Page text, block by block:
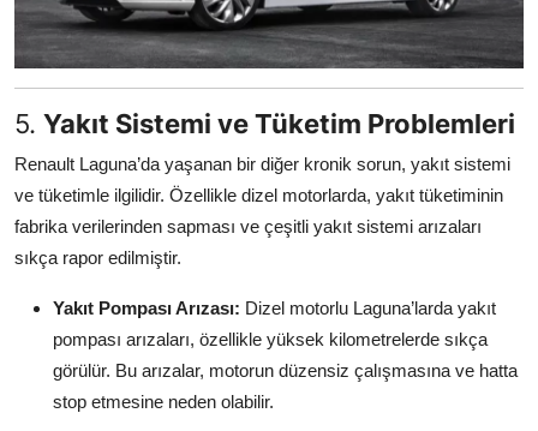
5. Yakıt Sistemi ve Tüketim Problemleri
Renault Laguna’da yaşanan bir diğer kronik sorun, yakıt sistemi
ve tüketimle ilgilidir. Özellikle dizel motorlarda, yakıt tüketiminin
fabrika verilerinden sapması ve çeşitli yakıt sistemi arızaları
sıkça rapor edilmiştir.
Yakıt Pompası Arızası: Dizel motorlu Laguna’larda yakıt
pompası arızaları, özellikle yüksek kilometrelerde sıkça
görülür. Bu arızalar, motorun düzensiz çalışmasına ve hatta
stop etmesine neden olabilir.